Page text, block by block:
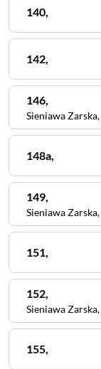
140,
142,
146,
Sieniawa Zarska,
148a,
149,
Sieniawa Zarska,
151,
152,
Sieniawa Zarska,
155,